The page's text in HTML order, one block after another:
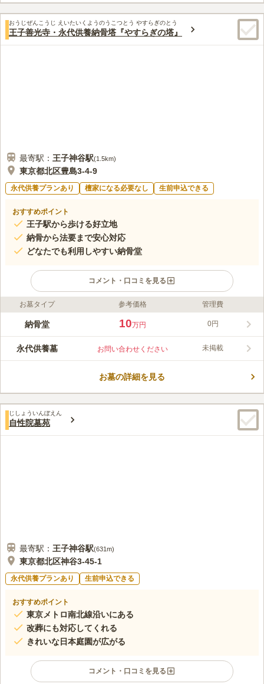
場を完備しており、ご参拝の方が安心して快適にお過ごしいただ
ける環境が整っています。
口コミ評価
この霊園はまだ誰からも評価されていません。
おうじぜんこうじ えいたいくようのうこつとう やすらぎのとう
王子善光寺・永代供養納骨塔『やすらぎの塔』
最寄駅： 王子神谷駅(1.5km)
東京都北区豊島3-4-9
永代供養プランあり 檀家になる必要なし 生前申込できる
おすすめポイント
王子駅から歩ける好立地
納骨から法要まで安心対応
どなたでも利用しやすい納骨堂
コメント・口コミを見る
ライフドット編集部のコメント
王子善光寺は、「王子駅」から平坦な道を徒歩約15分の静かな住
いただけます。屋外型の納骨堂はいつでも参拝可能で、年間管理
費や後付け費用も不要です。入壇条件はなく、仏事はすべて善光
養いただけます。納骨は骨壷のまま安置し、契約期間後に合祀さ
した、地域に開かれた納骨堂です。
この霊園はまだ誰からも評価されていません。
お墓タイプ 参考価格 管理費
納骨堂 10万円 0円
永代供養墓 お問い合わせください 未掲載
お墓の詳細を見る
じしょういんぼえん
自性院墓苑
最寄駅： 王子神谷駅(631m)
東京都北区神谷3-45-1
永代供養プランあり 生前申込できる
おすすめポイント
東京メトロ南北線沿いにある
改葬にも対応してくれる
きれいな日本庭園が広がる
コメント・口コミを見る